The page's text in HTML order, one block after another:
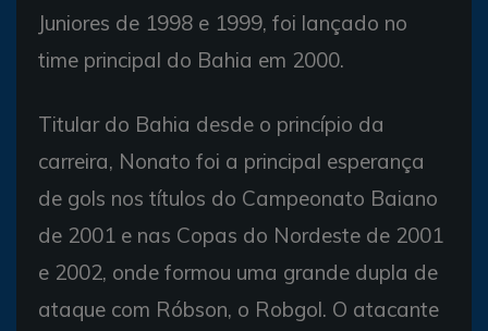
Juniores de 1998 e 1999, foi lançado no
time principal do Bahia em 2000.
Titular do Bahia desde o princípio da
carreira, Nonato foi a principal esperança
de gols nos títulos do Campeonato Baiano
de 2001 e nas Copas do Nordeste de 2001
e 2002, onde formou uma grande dupla de
ataque com Róbson, o Robgol. O atacante